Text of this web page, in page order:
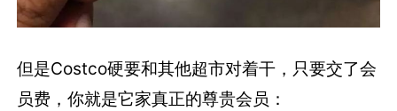
但是Costco硬要和其他超市对着干，只要交了会
员费，你就是它家真正的尊贵会员：